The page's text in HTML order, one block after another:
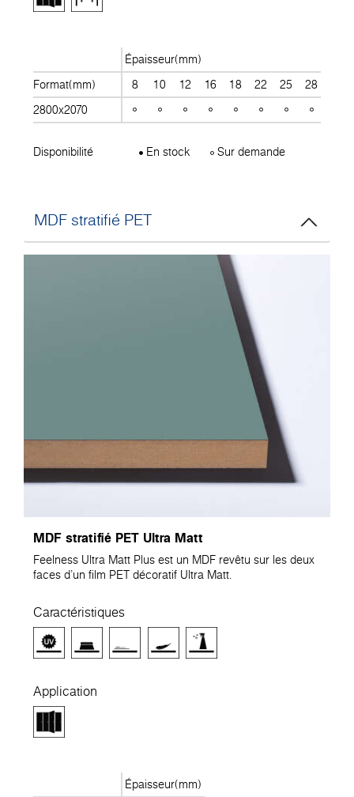
Épaisseur(mm)
Format(mm)
8 10 12 16 18 22 25 28
2800x2070
Disponibilité En stock Sur demande
MDF stratifié PET
MDF stratifié PET Ultra Matt
Feelness Ultra Matt Plus est un MDF revêtu sur les deux
faces d'un film PET décoratif Ultra Matt.
Caractéristiques
Application
Épaisseur(mm)